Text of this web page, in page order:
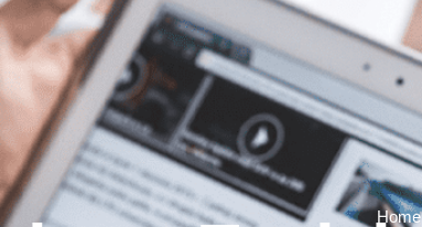
Home